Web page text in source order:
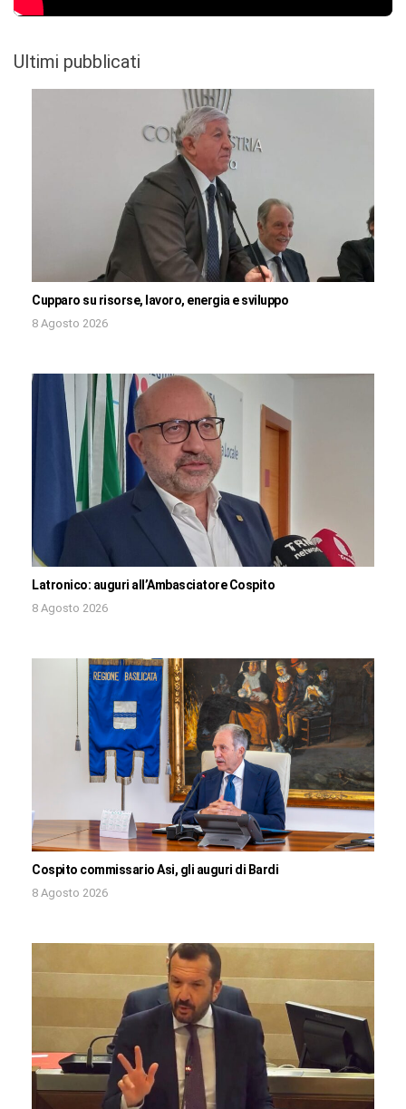
Ultimi pubblicati
Cupparo su risorse, lavoro, energia e sviluppo
8 Agosto 2026
Latronico: auguri all’Ambasciatore Cospito
8 Agosto 2026
Cospito commissario Asi, gli auguri di Bardi
8 Agosto 2026